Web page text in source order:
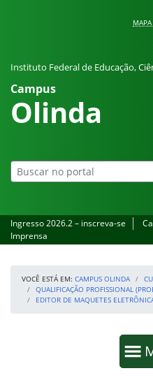
Instituto Federal de Educação,
Campus
Olinda
Ingresso 2026.2 – inscreva-se
Imprensa
VOCÊ ESTÁ EM: CAMPUS OLINDA
QUALIFICAÇÃO PROFISSIONAL
EDITOR DE MAQUETES